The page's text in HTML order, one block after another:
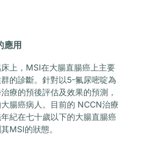
應用
上，MSI在大腸直腸癌上主要
的診斷。針對以5-氟尿嘧啶為
療的預後評估及效果的預測，
腸癌病人。目前的 NCCN治療
紀在七十歲以下的大腸直腸癌
MSI的狀態。